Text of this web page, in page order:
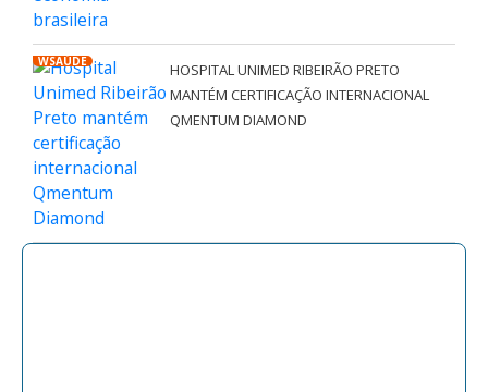
WSAÚDE
HOSPITAL UNIMED RIBEIRÃO PRETO
MANTÉM CERTIFICAÇÃO INTERNACIONAL
QMENTUM DIAMOND